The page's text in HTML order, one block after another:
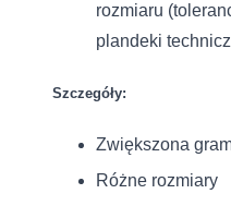
rozmiaru
plandeki
Szczegóły:
Zwiększona
Różne rozmiary